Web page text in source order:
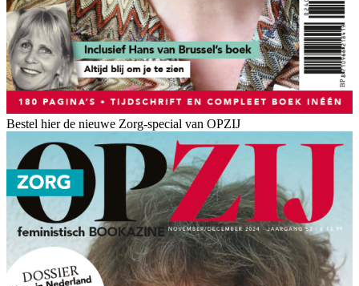
Bestel hier de nieuwe Zorg-special van OPZIJ